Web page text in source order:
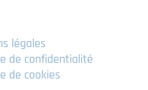
légales
de confidentialité
de cookies